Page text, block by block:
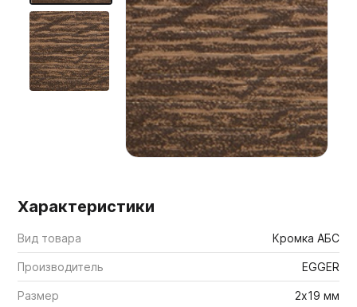
Мебельные образцы, каталоги
Характеристики
Вид товара Кромка АБС
Производитель EGGER
Размер 2х19 мм